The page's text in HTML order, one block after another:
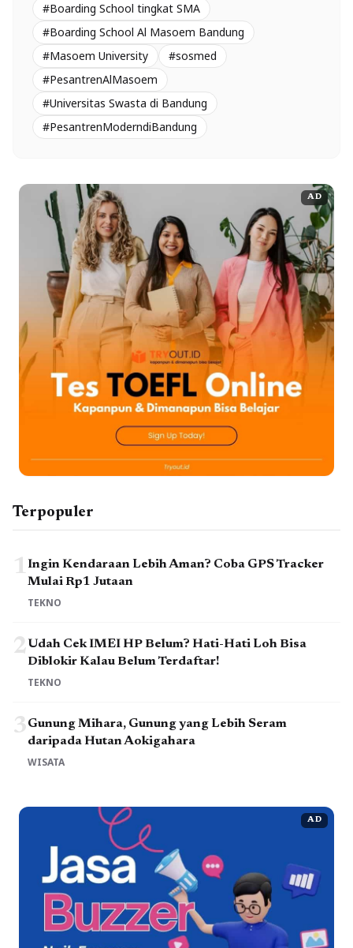
#Boarding School tingkat SMA
#Boarding School Al Masoem Bandung
#Masoem University
#sosmed
#PesantrenAlMasoem
#Universitas Swasta di Bandung
#PesantrenModerndiBandung
AD
Terpopuler
1Ingin Kendaraan Lebih Aman? Coba GPS Tracker
Mulai Rp1 Jutaan
TEKNO
2Udah Cek IMEI HP Belum? Hati-Hati Loh Bisa
Diblokir Kalau Belum Terdaftar!
TEKNO
3Gunung Mihara, Gunung yang Lebih Seram
daripada Hutan Aokigahara
WISATA
AD